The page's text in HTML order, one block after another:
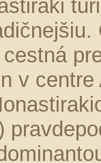
v